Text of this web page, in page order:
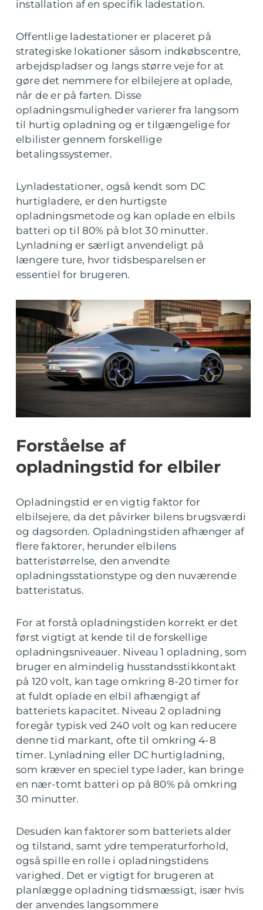
installation af en specifik ladestation.
Offentlige ladestationer er placeret på
strategiske lokationer såsom indkøbscentre,
arbejdspladser og langs større veje for at
gøre det nemmere for elbilejere at oplade,
når de er på farten. Disse
opladningsmuligheder varierer fra langsom
til hurtig opladning og er tilgængelige for
elbilister gennem forskellige
betalingssystemer.
Lynladestationer, også kendt som DC
hurtigladere, er den hurtigste
opladningsmetode og kan oplade en elbils
batteri op til 80% på blot 30 minutter.
Lynladning er særligt anvendeligt på
længere ture, hvor tidsbesparelsen er
essentiel for brugeren.
Forståelse af
opladningstid for elbiler
Opladningstid er en vigtig faktor for
elbilsejere, da det påvirker bilens brugsværdi
og dagsorden. Opladningstiden afhænger af
flere faktorer, herunder elbilens
batteristørrelse, den anvendte
opladningsstationstype og den nuværende
batteristatus.
For at forstå opladningstiden korrekt er det
først vigtigt at kende til de forskellige
opladningsniveauer. Niveau 1 opladning, som
bruger en almindelig husstandsstikkontakt
på 120 volt, kan tage omkring 8-20 timer for
at fuldt oplade en elbil afhængigt af
batteriets kapacitet. Niveau 2 opladning
foregår typisk ved 240 volt og kan reducere
denne tid markant, ofte til omkring 4-8
timer. Lynladning eller DC hurtigladning,
som kræver en speciel type lader, kan bringe
en nær-tomt batteri op på 80% på omkring
30 minutter.
Desuden kan faktorer som batteriets alder
og tilstand, samt ydre temperaturforhold,
også spille en rolle i opladningstidens
varighed. Det er vigtigt for brugeren at
planlægge opladning tidsmæssigt, især hvis
der anvendes langsommere